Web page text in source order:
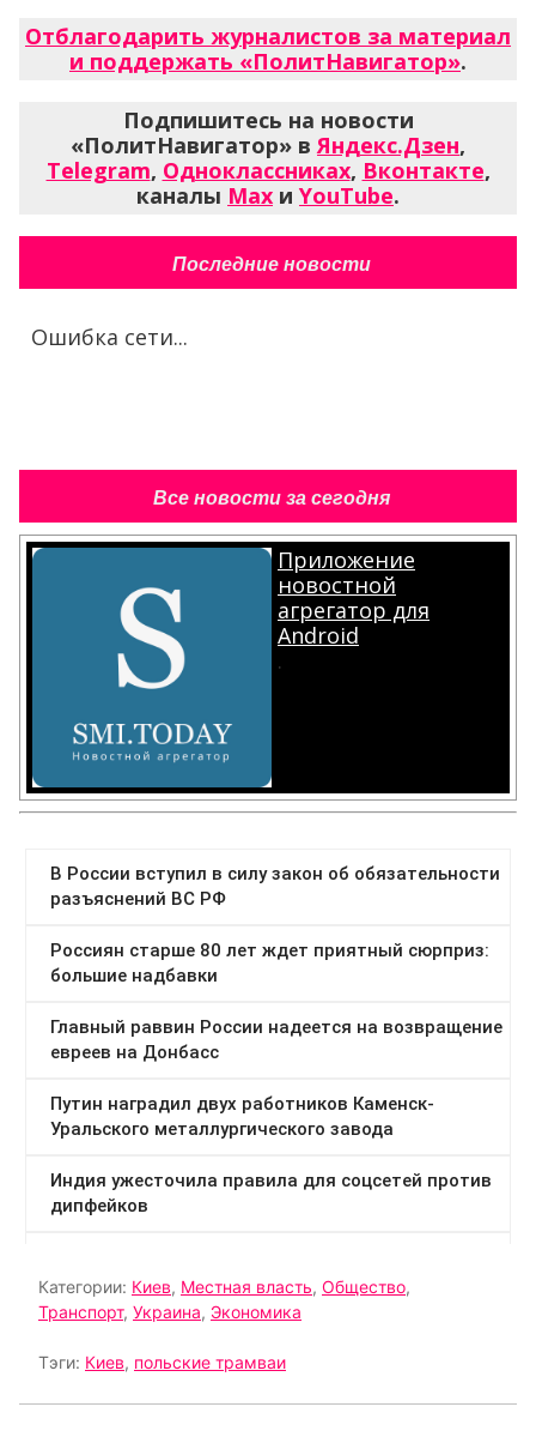
Отблагодарить журналистов за материал
и поддержать «ПолитНавигатор».
Подпишитесь на новости
«ПолитНавигатор» вЯндекс.Дзен,
Telegram, Одноклассниках, Вконтакте,
каналы Max и YouTube.
Последние новости
Ошибка сети...
Все новости за сегодня
Приложение
новостной
агрегатор для
Android
.
Категории: Киев, Местная власть, Общество,
Транспорт, Украина, Экономика
Тэги: Киев, польские трамваи